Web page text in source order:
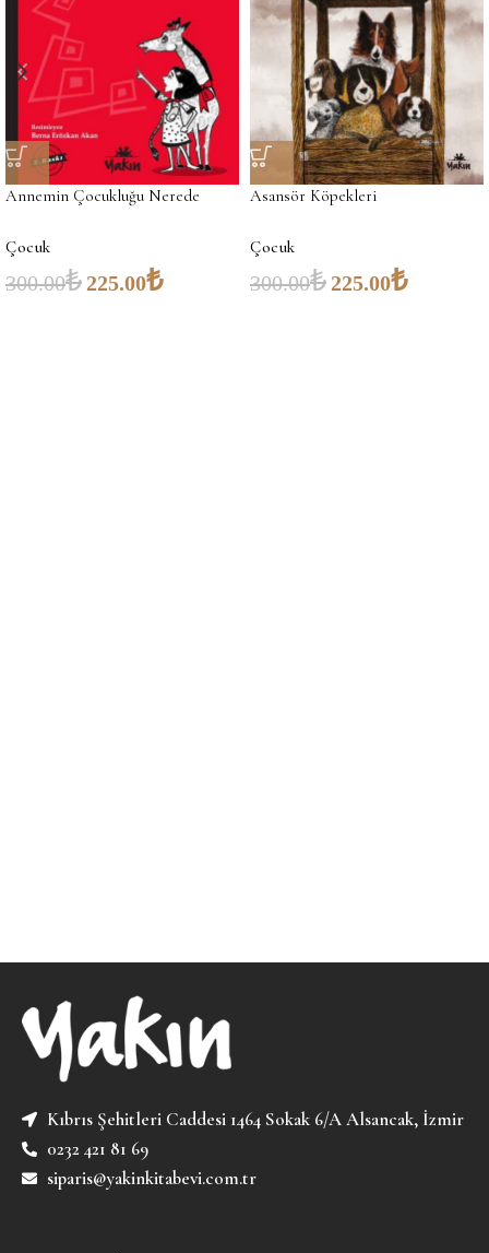
Annemin Çocukluğu Nerede
Çocuk
300.00₺225.00₺
Asansör Köpekleri
Çocuk
300.00₺225.00₺
Kıbrıs Şehitleri Caddesi 1464 Sokak 6/A Alsancak, İzmir
0232 421 81 69
siparis@yakinkitabevi.com.tr